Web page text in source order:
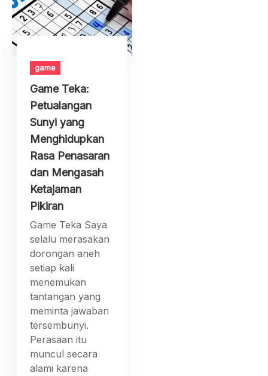
game
Game Teka:
Petualangan
Sunyi yang
Menghidupkan
Rasa Penasaran
dan Mengasah
Ketajaman
Pikiran
Game Teka Saya
selalu merasakan
dorongan aneh
setiap kali
menemukan
tantangan yang
meminta jawaban
tersembunyi.
Perasaan itu
muncul secara
alami karena